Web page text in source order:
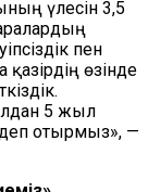
үлесін 3,5
пен
өзінде
5 жыл
отырмыз», —